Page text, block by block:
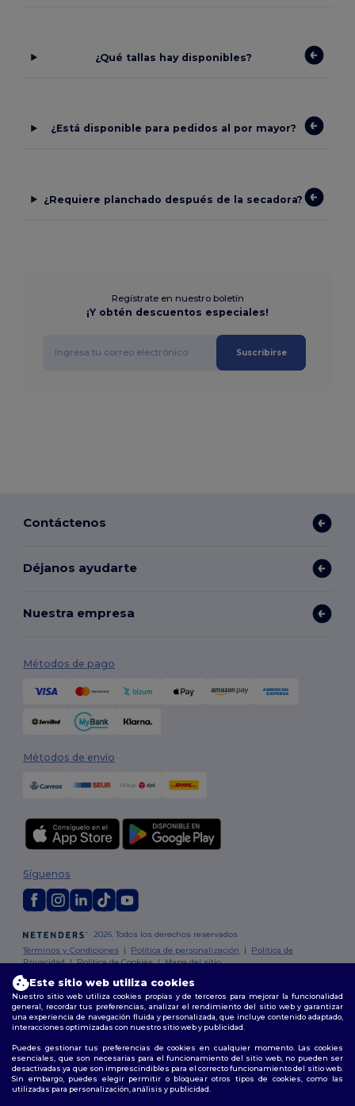
¿Qué tallas hay disponibles?
¿Está disponible para pedidos al por mayor?
¿Requiere planchado después de la secadora?
Regístrate en nuestro boletín
¡Y obtén descuentos especiales!
Suscribirse
Contáctenos
Déjanos ayudarte
Nuestra empresa
Métodos de pago
Métodos de envío
2026. Todos los derechos reservados
Términos y Condiciones | Política de personalización | Política de
Privacidad|Política de Cookies|Mapa del sitio
Síguenos
Madrid| Barcelona | Valencia|Seville |Zaragoza|Málaga |Murcia |
Palma | Bilbao | Alicante
Este sitio web utiliza cookies
Nuestro sitio web utiliza cookies propias y de terceros para mejorar la funcionalidad
general, recordar tus preferencias, analizar el rendimiento del sitio web y garantizar
una experiencia de navegación fluida y personalizada, que incluye contenido adaptado,
interacciones optimizadas con nuestro sitio web y publicidad.
Puedes gestionar tus preferencias de cookies en cualquier momento. Las cookies
esenciales, que son necesarias para el funcionamiento del sitio web, no pueden ser
desactivadas ya que son imprescindibles para el correcto funcionamiento del sitio web.
Sin embargo, puedes elegir permitir o bloquear otros tipos de cookies, como las
utilizadas para personalización, análisis y publicidad.